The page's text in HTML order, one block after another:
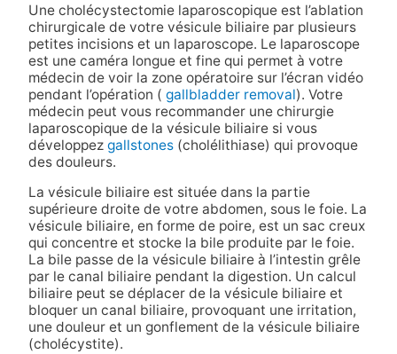
Une cholécystectomie laparoscopique est l’ablation
chirurgicale de votre vésicule biliaire par plusieurs
petites incisions et un laparoscope. Le laparoscope
est une caméra longue et fine qui permet à votre
médecin de voir la zone opératoire sur l’écran vidéo
pendant l’opération ( gallbladder removal). Votre
médecin peut vous recommander une chirurgie
laparoscopique de la vésicule biliaire si vous
développez gallstones(cholélithiase) qui provoque
des douleurs.
La vésicule biliaire est située dans la partie
supérieure droite de votre abdomen, sous le foie. La
vésicule biliaire, en forme de poire, est un sac creux
qui concentre et stocke la bile produite par le foie.
La bile passe de la vésicule biliaire à l’intestin grêle
par le canal biliaire pendant la digestion. Un calcul
biliaire peut se déplacer de la vésicule biliaire et
bloquer un canal biliaire, provoquant une irritation,
une douleur et un gonflement de la vésicule biliaire
(cholécystite).